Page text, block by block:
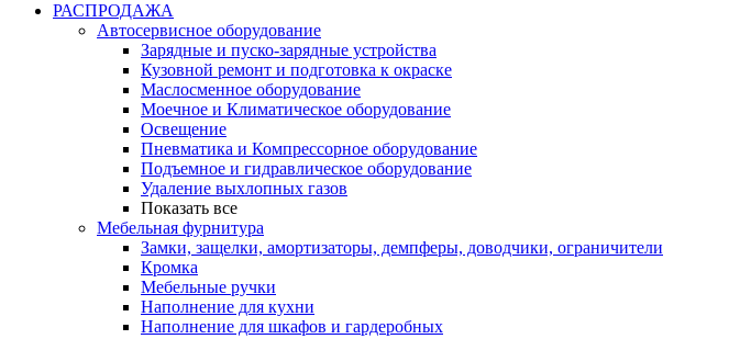
РАСПРОДАЖА
Автосервисное оборудование
Зарядные и пуско-зарядные устройства
Кузовной ремонт и подготовка к окраске
Маслосменное оборудование
Моечное и Климатическое оборудование
Освещение
Пневматика и Компрессорное оборудование
Подъемное и гидравлическое оборудование
Удаление выхлопных газов
Показать все
Мебельная фурнитура
Замки, защелки, амортизаторы, демпферы, доводчики, ограничители
Кромка
Мебельные ручки
Наполнение для кухни
Наполнение для шкафов и гардеробных